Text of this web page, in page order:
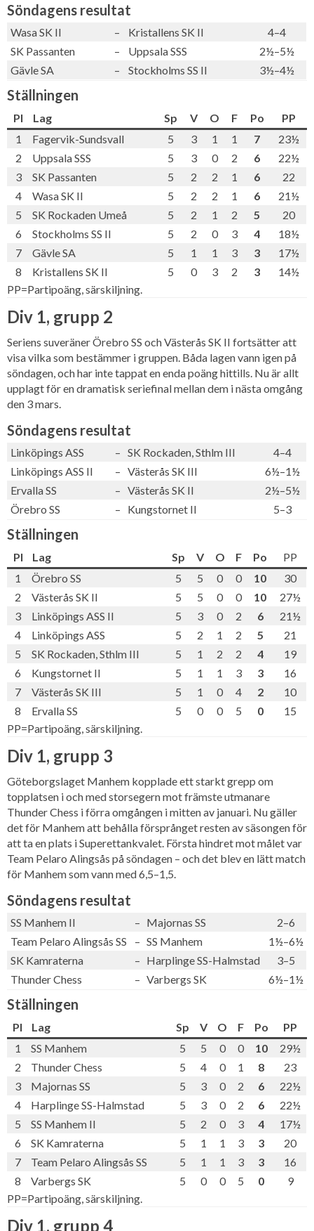
Söndagens resultat
Wasa SK II – Kristallens SK II
4–4
SK Passanten
– Uppsala SSS
2½–5½
Gävle SA
– Stockholms SS II 3½–4½
Ställningen
Pl Lag Sp V O F Po
PP
1
Fagervik-Sundsvall 5 3 1 1 7
23½
2
Uppsala SSS 5 3 0 2 6
22½
3
SK Passanten 5 2 2 1 6
22
4
Wasa SK II 5 2 2 1 6
21½
5
SK Rockaden Umeå 5 2 1 2 5
20
6
Stockholms SS II 5 2 0 3 4
18½
7
Gävle SA 5 1 1 3 3
17½
8
Kristallens SK II 5 0 3 2 3
14½
PP=Partipoäng, särskiljning.
Div 1, grupp 2
Seriens suveräner Örebro SS och Västerås SK II fortsätter att
visa vilka som bestämmer i gruppen. Båda lagen vann igen på
söndagen, och har inte tappat en enda poäng hittills. Nu är allt
upplagt för en dramatisk seriefinal mellan dem i nästa omgång
den 3 mars.
Söndagens resultat
Linköpings ASS – SK Rockaden, Sthlm III
4–4
Linköpings ASS II
– Västerås SK III
6½–1½
Ervalla SS
– Västerås SK II
2½–5½
Örebro SS
– Kungstornet II 5–3
Ställningen
Pl Lag Sp V O F Po
PP
1
Örebro SS 5 5 0 0 10
30
2
Västerås SK II 5 5 0 0 10
27½
3
Linköpings ASS II 5 3 0 2 6
21½
4
Linköpings ASS 5 2 1 2 5
21
5
SK Rockaden, Sthlm III 5 1 2 2 4
19
6
Kungstornet II 5 1 1 3 3
16
7
Västerås SK III 5 1 0 4 2
10
8
Ervalla SS 5 0 0 5 0
15
PP=Partipoäng, särskiljning.
Div 1, grupp 3
Göteborgslaget Manhem kopplade ett starkt grepp om
topplatsen i och med storsegern mot främste utmanare
Thunder Chess i förra omgången i mitten av januari. Nu gäller
det för Manhem att behålla försprånget resten av säsongen för
att ta en plats i Superettankvalet. Första hindret mot målet var
Team Pelaro Alingsås på söndagen – och det blev en lätt match
för Manhem som vann med 6,5–1,5.
Söndagens resultat
SS Manhem II – Majornas SS
2–6
Team Pelaro Alingsås SS
– SS Manhem
1½–6½
SK Kamraterna
– Harplinge SS-Halmstad
3–5
Thunder Chess
– Varbergs SK 6½–1½
Ställningen
Pl Lag Sp V O F Po
PP
1
SS Manhem 5 5 0 0 10
29½
2
Thunder Chess 5 4 0 1 8
23
3
Majornas SS 5 3 0 2 6
22½
4
Harplinge SS-Halmstad 5 3 0 2 6
22½
5
SS Manhem II 5 2 0 3 4
17½
6
SK Kamraterna 5 1 1 3 3
20
7
Team Pelaro Alingsås SS 5 1 1 3 3
16
8
Varbergs SK 5 0 0 5 0
9
PP=Partipoäng, särskiljning.
Div 1, grupp 4